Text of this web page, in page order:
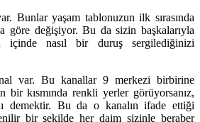
Bunlar yaşam tablonuzun ilk sırasında
göre değişiyor. Bu da sizin başkalarıyla
içinde nasıl bir duruş sergilediğinizi
var. Bu kanallar 9 merkezi birbirine
bir kısmında renkli yerler görüyorsanız,
demektir. Bu da o kanalın ifade ettiği
bir şekilde her daim sizinle beraber